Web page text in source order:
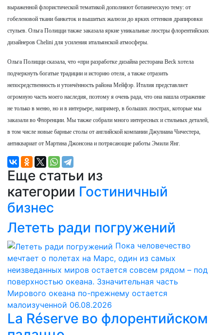
выраженной флористической тематикой дополняют ботаническую тему: от
гобеленовой ткани банкеток и вышитых жалюзи до ярких оттенков драпировки
стульев. Ольга Полицци также заказала яркие уникальные люстры флорентийских
дизайнеров Chelini для усиления итальянской атмосферы.
Ольга Полицци сказала, что «при разработке дизайна ресторана Beck хотела
подчеркнуть богатые традиции и историю отеля, а также отразить
непосредственность и утончённость района Мeйфэр. Италия представляет
огромную часть моего наследия, поэтому я очень рада, что она нашла отражение
не только в меню, но и в интерьере, например, в больших люстрах, которые мы
заказали во Флоренции. Мы также собрали много интересных и стильных деталей,
в том числе новые барные столы от английской компании Джулиана Чичестера,
антиквариат от Мартина Джонсона и потрясающие работы Эмили Янг.
Еще статьи из
категории Гостиничный
бизнес
Лететь ради погружений
Пока человечество
мечтает о полетах на Марс, один из самых
неизведанных миров остается совсем рядом – под
поверхностью океана. Ззначительная часть
Мирового океана по-прежнему остается
малоизученной 06.08.2026
La Réserve во флорентийском